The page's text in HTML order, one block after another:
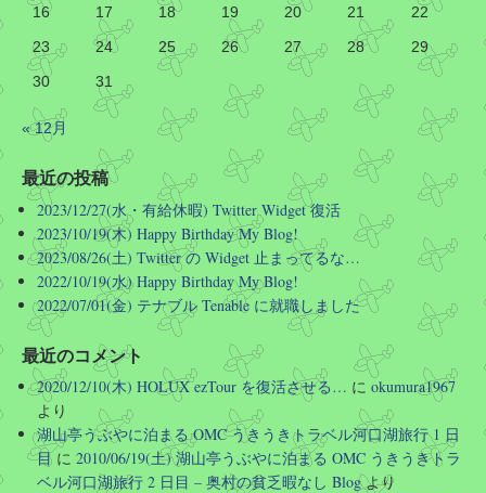
ですので「四条のバス停に…」などど京都駅で質問
されても「どの四条ですか」としか答えようがない
なお、町名だけ聞かれても同様です
Twitter
Hirotoshi Okumura @okumura1967 · 2026/08/03 06:31
このような SPAMMER を支援するような活動 (高名な公
共イベントで実際に使用していたドメインのリリース)
を国の公共機関といってよい団体がやるということ自体
を違法にする必要があるのでは…? ドメイン管理料なん
て年に数千円なんだから、国の予算で永久に保持しろ
よ…
Twitter
さらに読み込む
16
17 18 19 20 21
22
23
24 25 26 27 28
29
30
31
« 12月
最近の投稿
2023/12/27(水・有給休暇) Twitter Widget 復活
2023/10/19(木) Happy Birthday My Blog!
2023/08/26(土) Twitter の Widget 止まってるな…
2022/10/19(水) Happy Birthday My Blog!
2022/07/01(金) テナブル Tenable に就職しました
最近のコメント
2020/12/10(木) HOLUX ezTour を復活させる… に okumura1967
より
湖山亭うぶやに泊まる OMC うきうきトラベル河口湖旅行 1 日
目に 2010/06/19(土) 湖山亭うぶやに泊まる OMC うきうきトラ
ベル河口湖旅行 2 日目 – 奥村の貧乏暇なし Blogより